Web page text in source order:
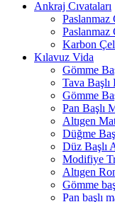
Ankraj Cıvataları
Paslanmaz
Paslanmaz
Karbon
Kılavuz Vida
Gömme
Tava Başlı
Gömme
Pan Başlı
Altıgen
Düğme
Düz Başlı
Modifiye
Altıgen
Gömme
Pan başlı